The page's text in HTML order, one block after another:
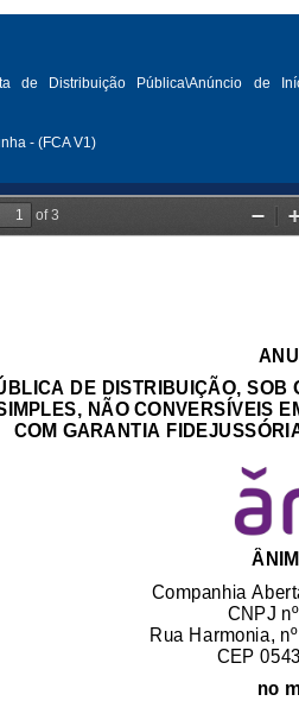
de Distribuição Pública\Anúncio de
- (FCA V1)